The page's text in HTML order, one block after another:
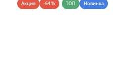
Акция -64 % ТОП Новинка